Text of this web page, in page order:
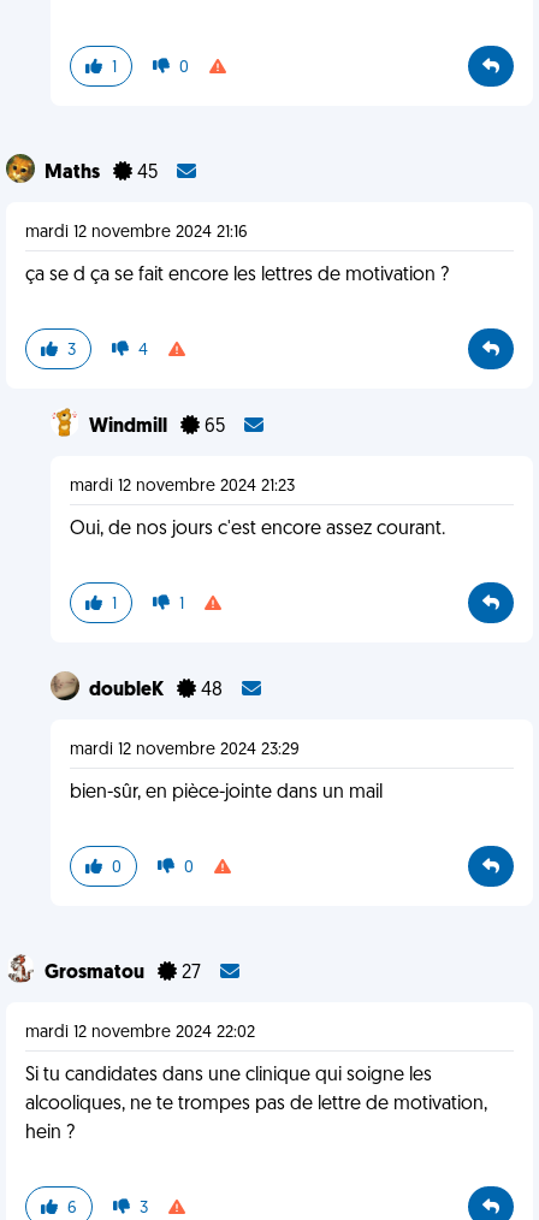
1 0
Maths 45
mardi 12 novembre 2024 21:16
ça se d ça se fait encore les lettres de motivation ?
3 4
Windmill 65
mardi 12 novembre 2024 21:23
Oui, de nos jours c'est encore assez courant.
1 1
doubleK 48
mardi 12 novembre 2024 23:29
bien-sûr, en pièce-jointe dans un mail
0 0
Grosmatou 27
mardi 12 novembre 2024 22:02
Si tu candidates dans une clinique qui soigne les
alcooliques, ne te trompes pas de lettre de motivation,
hein ?
6 3